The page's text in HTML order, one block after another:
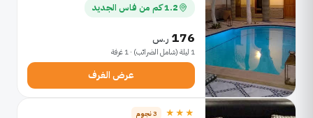
1.2 كم من فاس الجديد
176 ر.س
1 ليلة (شامل الضرائب) · 1 غرفة
عرض الغرف
★★★ 3 نجوم